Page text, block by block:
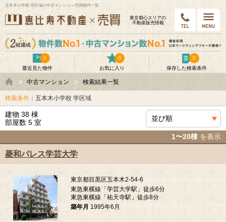
五本木小学校 学区域の中古マンション売買物件一覧
東京都⼼エリアの
不動産販売情報
最近見た物件
0
お気に入り
0
保存した検索条件
0
中古マンション 検索結果一覧
検索条件 ：五本木小学校 学区域
建物 38 棟
部屋数 5 室
1〜20棟 を表示
菱和パレス学芸大学
東京都目黒区五本木2-54-6
東急東横線「学芸大学駅」徒歩6分
東急東横線「祐天寺駅」徒歩8分
築年月 1995年6月